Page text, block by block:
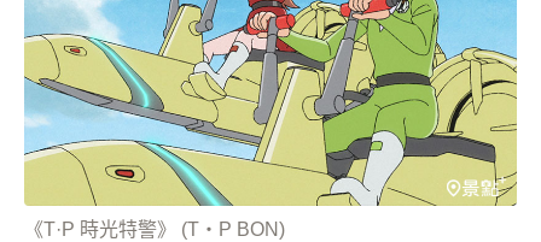
《T·P 時光特警》 (T・P BON)